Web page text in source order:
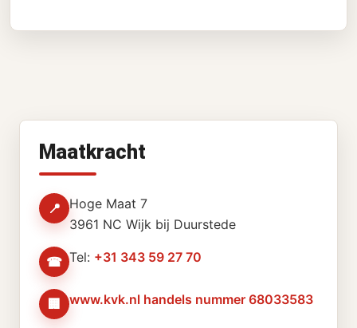
Maatkracht
📍
Hoge Maat 7
3961 NC Wijk bij Duurstede
☎ Tel: +31 343 59 27 70
🏢 www.kvk.nl handels nummer 68033583